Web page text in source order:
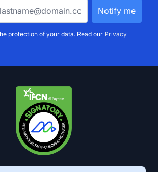
protection of your data. Read our Privacy